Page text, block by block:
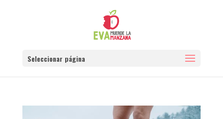
Seleccionar página